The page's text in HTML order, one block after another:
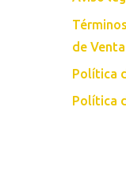
de Venta
Política
Política